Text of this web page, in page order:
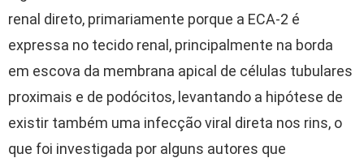
renal direto, primariamente porque a ECA-2 é
expressa no tecido renal, principalmente na borda
em escova da membrana apical de células tubulares
proximais e de podócitos, levantando a hipótese de
existir também uma infecção viral direta nos rins, o
que foi investigada por alguns autores que